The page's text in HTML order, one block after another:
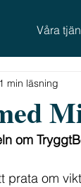
Våra
1 min läsning
om
prata om